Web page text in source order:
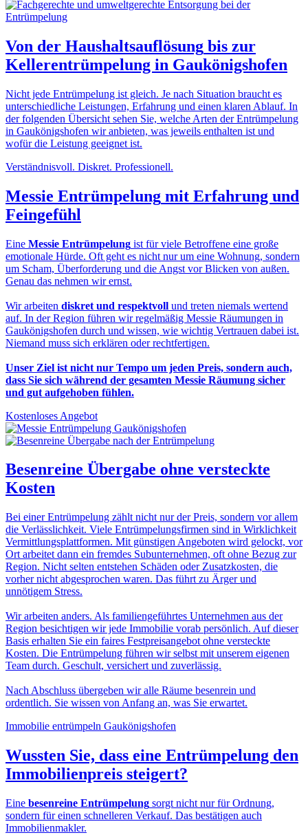
Von der Haushaltsauflösung bis zur
Kellerentrümpelung in Gaukönigshofen
Nicht jede Entrümpelung ist gleich. Je nach Situation braucht es
unterschiedliche Leistungen, Erfahrung und einen klaren Ablauf. In
der folgenden Übersicht sehen Sie, welche Arten der Entrümpelung
in Gaukönigshofen wir anbieten, was jeweils enthalten ist und
wofür die Leistung geeignet ist.
Verständnisvoll. Diskret. Professionell.
Messie Entrümpelung mit Erfahrung und
Feingefühl
Eine Messie Entrümpelung ist für viele Betroffene eine große
emotionale Hürde. Oft geht es nicht nur um eine Wohnung, sondern
um Scham, Überforderung und die Angst vor Blicken von außen.
Genau das nehmen wir ernst.
Wir arbeiten diskret und respektvoll und treten niemals wertend
auf. In der Region führen wir regelmäßig Messie Räumungen in
Gaukönigshofen durch und wissen, wie wichtig Vertrauen dabei ist.
Niemand muss sich erklären oder rechtfertigen.
Unser Ziel ist nicht nur Tempo um jeden Preis, sondern auch,
dass Sie sich während der gesamten Messie Räumung sicher
und gut aufgehoben fühlen.
Kostenloses Angebot
Besenreine Übergabe ohne versteckte
Kosten
Bei einer Entrümpelung zählt nicht nur der Preis, sondern vor allem
die Verlässlichkeit. Viele Entrümpelungsfirmen sind in Wirklichkeit
Vermittlungsplattformen. Mit günstigen Angeboten wird gelockt, vor
Ort arbeitet dann ein fremdes Subunternehmen, oft ohne Bezug zur
Region. Nicht selten entstehen Schäden oder Zusatzkosten, die
vorher nicht abgesprochen waren. Das führt zu Ärger und
unnötigem Stress.
Wir arbeiten anders. Als familiengeführtes Unternehmen aus der
Region besichtigen wir jede Immobilie vorab persönlich. Auf dieser
Basis erhalten Sie ein faires Festpreisangebot ohne versteckte
Kosten. Die Entrümpelung führen wir selbst mit unserem eigenen
Team durch. Geschult, versichert und zuverlässig.
Nach Abschluss übergeben wir alle Räume besenrein und
ordentlich. Sie wissen von Anfang an, was Sie erwartet.
Immobilie entrümpeln Gaukönigshofen
Wussten Sie, dass eine Entrümpelung den
Immobilienpreis steigert?
Eine besenreine Entrümpelung sorgt nicht nur für Ordnung,
sondern für einen schnelleren Verkauf. Das bestätigen auch
Immobilienmakler.